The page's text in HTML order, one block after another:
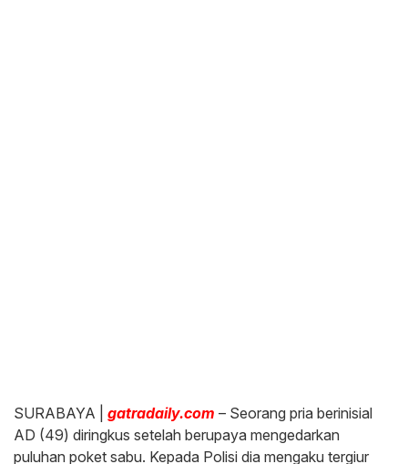
SURABAYA | gatradaily.com – Seorang pria berinisial
AD (49) diringkus setelah berupaya mengedarkan
puluhan poket sabu. Kepada Polisi dia mengaku tergiur